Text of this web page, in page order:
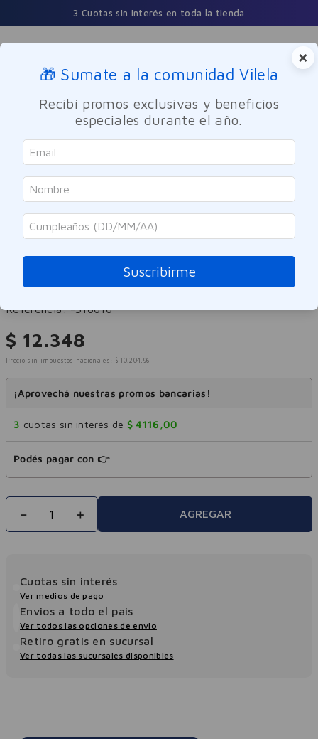
3 Cuotas sin interés en toda la tienda
Buscar
Dermocosmetica Solares Facial
ACF By Dadatina
Fotoprotector Labial Invisible FPS
35+ Camuflaje UV ACF By
Dadatina 1g
Referencia:-316616
$ 12.348
Precio sin impuestos nacionales: $ 10.204, 96
¡Aprovechá nuestras promos bancarias!
3 cuotas sin interés de $ 4116 ,00
Podés pagar con 👉
＋
－ AGREGAR
Cuotas sin interés
Ver medios de pago
Envios a todo el pais
Ver todos las opciones de envio
Retiro gratis en sucursal
Ver todas las sucursales disponibles
×
🎁 Sumate a la comunidad Vilela
Recibí promos exclusivas y beneficios
especiales durante el año.
Suscribirme